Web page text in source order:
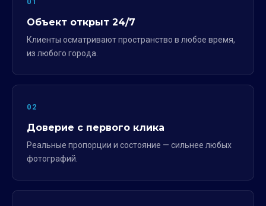
Объект открыт 24/7
Клиенты осматривают пространство в любое время,
из любого города.
02
Доверие с первого клика
Реальные пропорции и состояние — сильнее любых
фотографий.